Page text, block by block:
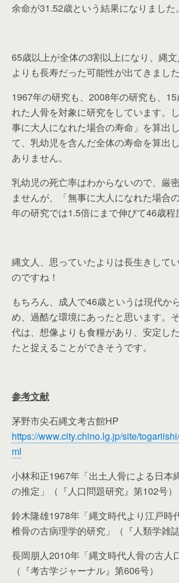
余命が31.52歳という結果になりました。
65歳以上が全体の3割以上になり、縄
よりも長寿だった可能性が出てきました
1967年の研究も、2008年の研究も、
れた人骨を対象に研究をしています。
事に大人になれた場合の寿命」を算出
て、乳幼児を含んだ全体の寿命を算出
ありません。
乳幼児の死亡率はわからないので、厳
ませんが、「無事に大人になれた場合
年の研究では1.5倍にまで伸びて46歳程
縄文人、思っていたよりは長生きして
のですね！
もちろん、成人で46歳というは現代か
め、過酷な環境にあったと思います。
代は、想像よりも食糧があり、安定し
たと捉えることができそうです。
参考文献
茅野市尖石縄文考古館HP
https://www.city.chino.lg.jp/site/
ml
小林和正1967年「出土人骨による日本
の推定」（『人口問題研究』第102号）
鈴木隆雄1978年「縄文時代より江戸時
椎骨の古病理学的研究」（『人類学雑誌
長岡朋人2010年「縄文時代人骨の古人
（『考古学ジャーナル』第606号）